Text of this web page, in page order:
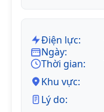
Điện lực:
Ngày:
Thời gian:
Khu vực:
Lý do: